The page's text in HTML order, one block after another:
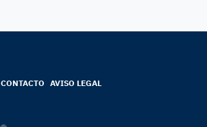
CONTACTO AVISO LEGAL